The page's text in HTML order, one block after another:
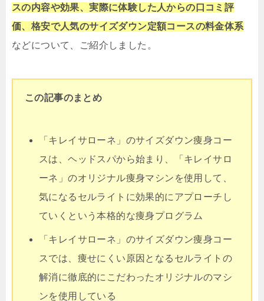
スの内容や効果、実際に体験した人からの口コミ評
価、格安で人気のサイズダウン定額コースの料金体系
などについて、ご紹介しました。
この記事のまとめ
「キレイサローネ」のサイズダウン痩身コー
スは、ヘッドスパから始まり、「キレイサロ
ーネ」のオリジナル痩身マシンを使用して、
気になるセルライトに効果的にアプローチし
ていくという本格的な痩身プログラム
「キレイサローネ」のサイズダウン痩身コー
スでは、痩せにくい原因となるセルライトの
解消に徹底的にこだわったオリジナルのマシ
ンを使用している